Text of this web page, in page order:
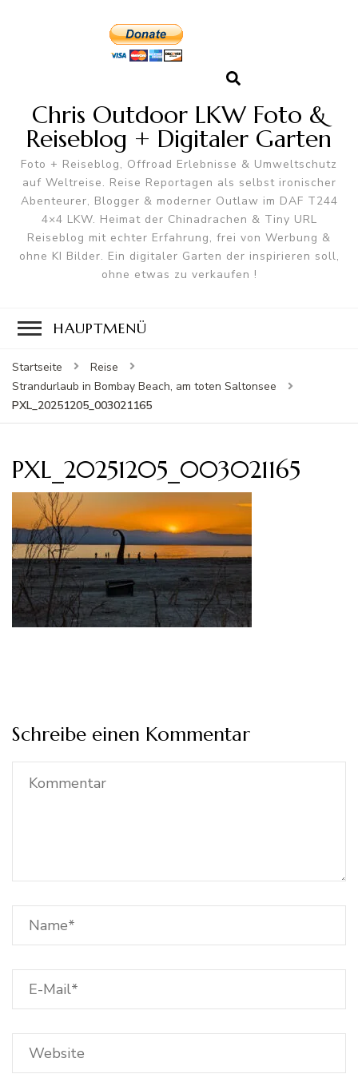
Chris Outdoor LKW Foto &
Reiseblog + Digitaler Garten
Foto + Reiseblog, Offroad Erlebnisse & Umweltschutz
auf Weltreise. Reise Reportagen als selbst ironischer
Abenteurer, Blogger & moderner Outlaw im DAF T244
4×4 LKW. Heimat der Chinadrachen & Tiny URL
Reiseblog mit echter Erfahrung, frei von Werbung &
ohne KI Bilder. Ein digitaler Garten der inspirieren soll,
ohne etwas zu verkaufen !
HAUPTMENÜ
Startseite
Reise
Strandurlaub in Bombay Beach, am toten Saltonsee
PXL_20251205_003021165
PXL_20251205_003021165
Schreibe einen Kommentar